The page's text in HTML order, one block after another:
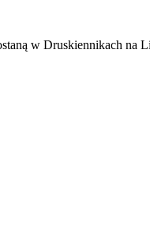
w Druskiennikach na